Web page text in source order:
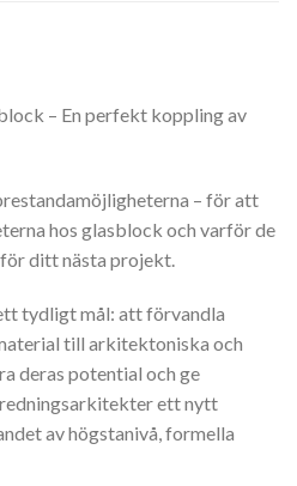
– En perfekt koppling av
– för att
hos glasblock och varför de
ditt nästa projekt.
tydligt mål: att förvandla
till arkitektoniska och
deras potential och ge
ett nytt
av högstanivå, formella